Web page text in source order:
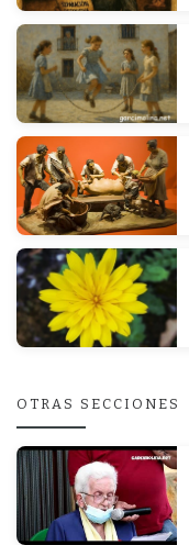
OTRAS SECCIONES